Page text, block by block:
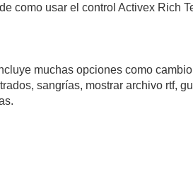
como usar el control Activex Rich
muchas opciones como
sangrías, mostrar archivo rtf,